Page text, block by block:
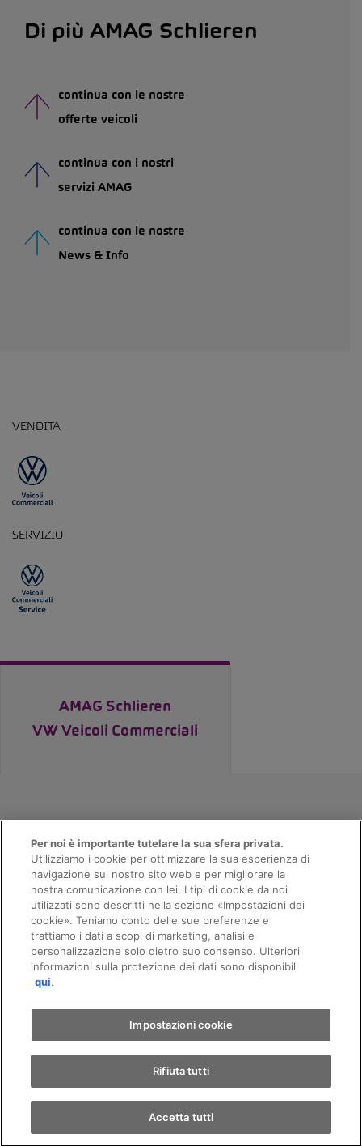
Di più AMAG Schlieren
continua con le nostre
offerte veicoli
continua con i nostri
servizi AMAG
continua con le nostre
News & Info
Appuntamento
Giro di prova
Trova un'auto
VENDITA
SERVIZIO
AMAG Schlieren
VW Veicoli Commerciali
AMAG Schlieren
VW Veicoli Commerciali
Lättenstrasse 37
8952Schlieren
Chiama Contatto
Per noi è importante tutelare la sua sfera privata.
Utilizziamo i cookie per ottimizzare la sua esperienza di
navigazione sul nostro sito web e per migliorare la
nostra comunicazione con lei. I tipi di cookie da noi
utilizzati sono descritti nella sezione «Impostazioni dei
cookie». Teniamo conto delle sue preferenze e
trattiamo i dati a scopi di marketing, analisi e
personalizzazione solo dietro suo consenso. Ulteriori
informazioni sulla protezione dei dati sono disponibili
qui.
Impostazioni cookie
Rifiuta tutti
Accetta tutti